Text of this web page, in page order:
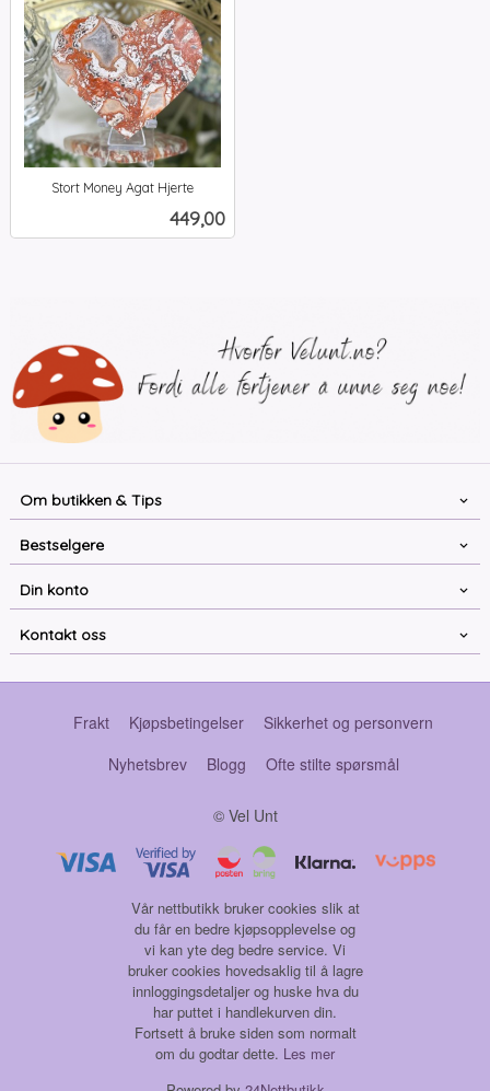
Stort Money Agat Hjerte
Pris
449,00
Om butikken & Tips
Bestselgere
Din konto
Kontakt oss
Frakt Kjøpsbetingelser
Sikkerhet og personvern
Nyhetsbrev
Blogg Ofte stilte spørsmål
© Vel Unt
Vår nettbutikk bruker cookies slik at
du får en bedre kjøpsopplevelse og
vi kan yte deg bedre service. Vi
bruker cookies hovedsaklig til å lagre
innloggingsdetaljer og huske hva du
har puttet i handlekurven din.
Fortsett å bruke siden som normalt
om du godtar dette. Les mer